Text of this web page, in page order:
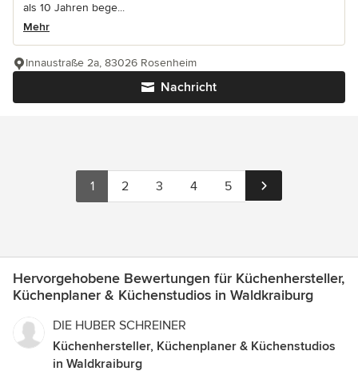
als 10 Jahren bege...
Mehr
Nachricht
Innaustraße 2a, 83026 Rosenheim
1 2 3 4 5
Hervorgehobene Bewertungen für Küchenhersteller,
Küchenplaner & Küchenstudios in Waldkraiburg
DIE HUBER SCHREINER
Küchenhersteller, Küchenplaner & Küchenstudios
in Waldkraiburg